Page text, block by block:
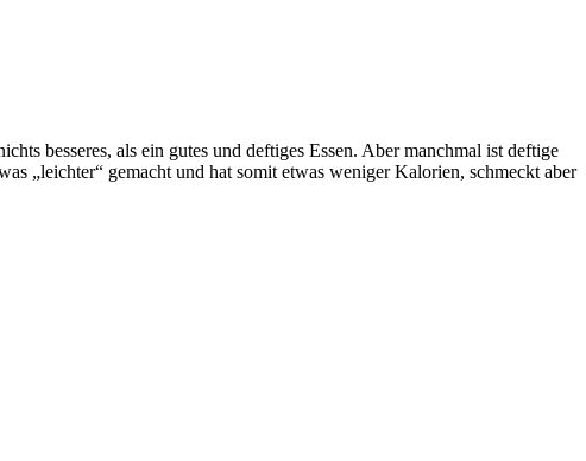
besseres, als ein gutes und deftiges Essen. Aber manchmal ist deftige
„leichter“ gemacht und hat somit etwas weniger Kalorien, schmeckt aber